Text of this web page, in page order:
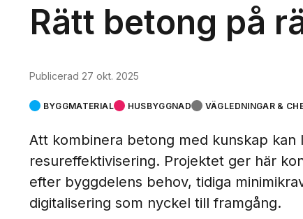
Rätt betong på
Publicerad 27 okt. 2025
BYGGMATERIAL HUSBYGGNAD VÄGLEDNINGAR &
Att kombinera betong med kunskap
resureffektivisering. Projektet ger här
efter byggdelens behov, tidiga
digitalisering som nyckel till framgång.